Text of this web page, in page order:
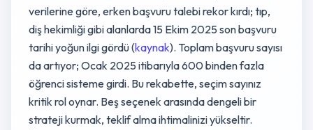
verilerine göre, erken başvuru talebi rekor kırdı; tıp,
diş hekimliği gibi alanlarda 15 Ekim 2025 son başvuru
tarihi yoğun ilgi gördü (kaynak). Toplam başvuru sayısı
da artıyor; Ocak 2025 itibarıyla 600 binden fazla
öğrenci sisteme girdi. Bu rekabette, seçim sayınız
kritik rol oynar. Beş seçenek arasında dengeli bir
strateji kurmak, teklif alma ihtimalinizi yükseltir.